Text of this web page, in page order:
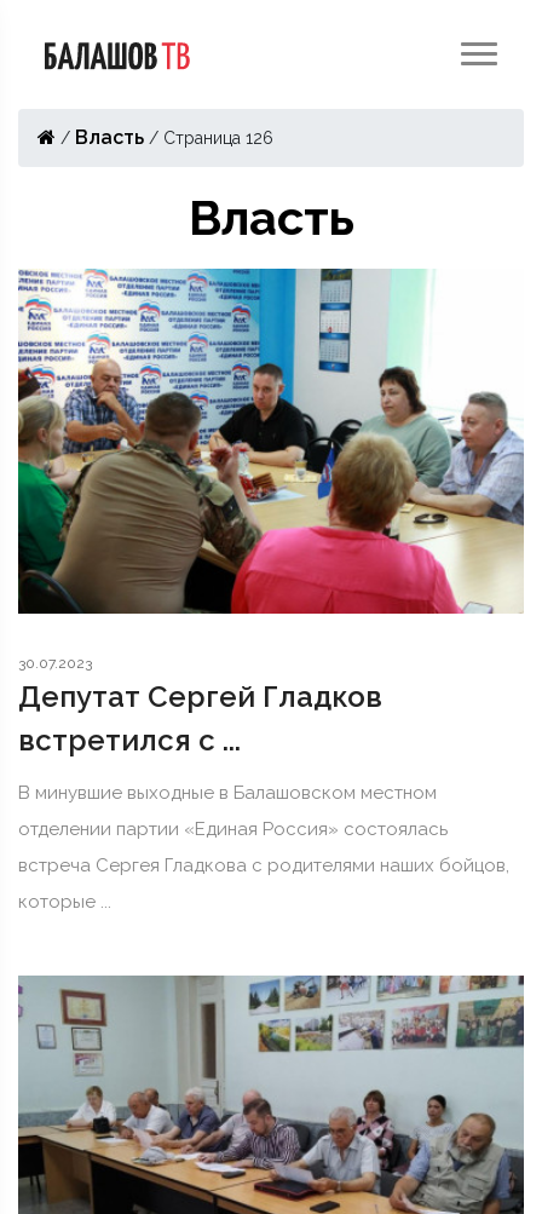
/ Власть / Страница 126
Власть
30.07.2023
Депутат Сергей Гладков
встретился с ...
В минувшие выходные в Балашовском местном
отделении партии «Единая Россия» состоялась
встреча Сергея Гладкова с родителями наших бойцов,
которые ...